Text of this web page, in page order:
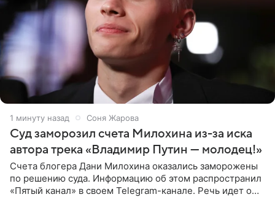
1 минуту назад Соня Жарова
Суд заморозил счета Милохина из-за иска
автора трека «Владимир Путин — молодец!»
Счета блогера Дани Милохина оказались заморожены
по решению суда. Информацию об этом распространил
«Пятый канал» в своем Telegram-канале. Речь идет о